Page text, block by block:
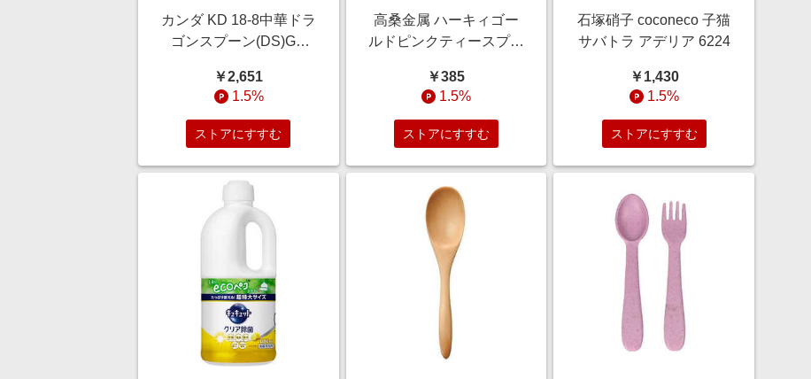
カンダ KD 18-8中華ドラ
ゴンスプーン(DS)GP
￥2,651
1.5%
ストアにすすむ
高桑金属 ハーキィゴー
ルドピンクティースプー
ンクティースプ
￥385
1.5%
ストアにすすむ
石塚硝子 coconeco 子猫
サバトラ アデリア 6224
￥1,430
1.5%
ストアにすすむ